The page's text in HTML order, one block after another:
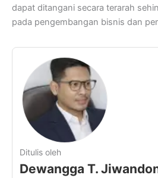
dapat ditangani secara terarah
pada pengembangan bisnis dan
Ditulis oleh
Dewangga T.